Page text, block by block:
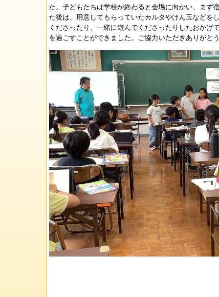
た。子どもたちは学校が終わると会場に向かい、まず
た後は、用意してもらっていたカルタやけん玉などを
くださったり、一緒に遊んでくださったりしたおかげ
を過ごすことができました。ご協力いただきありがと